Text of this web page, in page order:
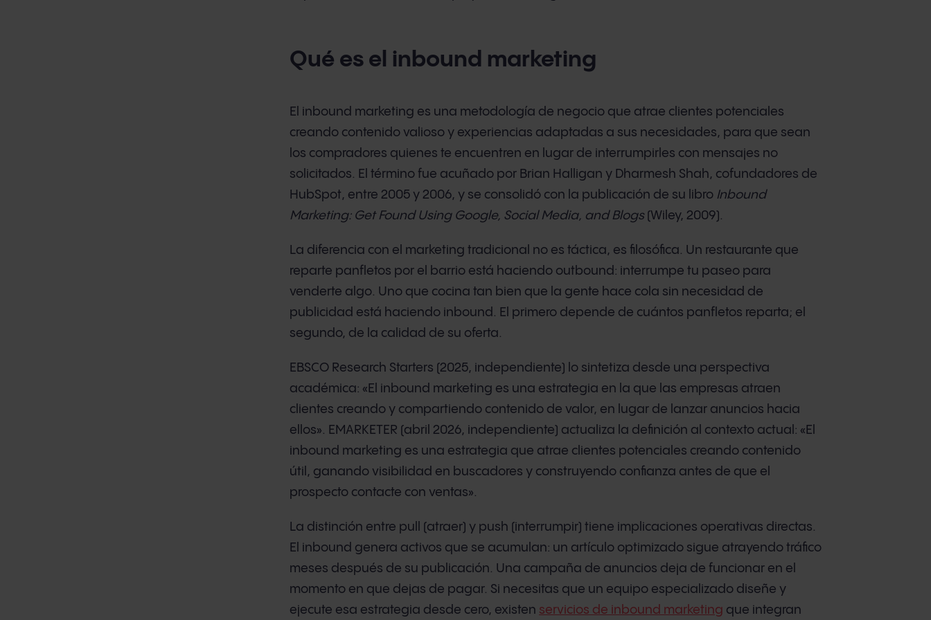
Qué es el inbound marketing
El inbound marketing es una metodología de negocio que atrae clientes potenciales
creando contenido valioso y experiencias adaptadas a sus necesidades, para que sean
los compradores quienes te encuentren en lugar de interrumpirles con mensajes no
solicitados. El término fue acuñado por Brian Halligan y Dharmesh Shah, cofundadores de
HubSpot, entre 2005 y 2006, y se consolidó con la publicación de su libro Inbound
Marketing: Get Found Using Google, Social Media, and Blogs(Wiley, 2009).
La diferencia con el marketing tradicional no es táctica, es filosófica. Un restaurante que
reparte panfletos por el barrio está haciendo outbound: interrumpe tu paseo para
venderte algo. Uno que cocina tan bien que la gente hace cola sin necesidad de
publicidad está haciendo inbound. El primero depende de cuántos panfletos reparta; el
segundo, de la calidad de su oferta.
EBSCO Research Starters (2025, independiente) lo sintetiza desde una perspectiva
académica: «El inbound marketing es una estrategia en la que las empresas atraen
clientes creando y compartiendo contenido de valor, en lugar de lanzar anuncios hacia
ellos». EMARKETER (abril 2026, independiente) actualiza la definición al contexto actual: «El
inbound marketing es una estrategia que atrae clientes potenciales creando contenido
útil, ganando visibilidad en buscadores y construyendo confianza antes de que el
prospecto contacte con ventas».
La distinción entre pull (atraer) y push (interrumpir) tiene implicaciones operativas directas.
El inbound genera activos que se acumulan: un artículo optimizado sigue atrayendo tráfico
meses después de su publicación. Una campaña de anuncios deja de funcionar en el
momento en que dejas de pagar. Si necesitas que un equipo especializado diseñe y
ejecute esa estrategia desde cero, existen servicios de inbound marketing que integran